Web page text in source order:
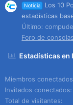
Noticia
Los 10
estadísticas
Último:
Foro de
Estadísticas en
Miembros conectados
Invitados conectados
Total de visitantes